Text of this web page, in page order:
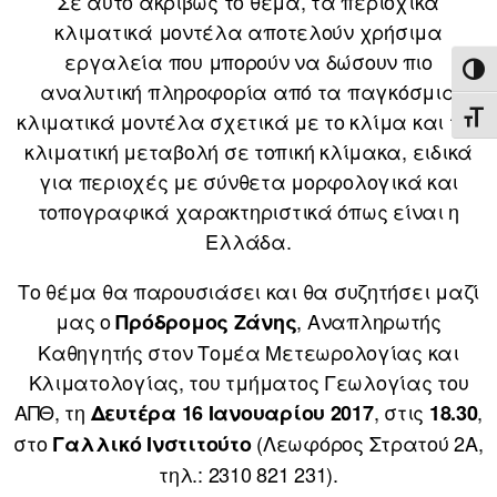
κλιματικά μοντέλα αποτελούν χρήσιμα
εργαλεία που μπορούν να δώσουν πιο
αναλυτική πληροφορία από τα παγκόσμια
κλιματικά μοντέλα σχετικά με το κλίμα και την
κλιματική μεταβολή σε τοπική κλίμακα, ειδικά
για περιοχές με σύνθετα μορφολογικά και
τοπογραφικά χαρακτηριστικά όπως είναι η
Ελλάδα.
Το θέμα θα παρουσιάσει και θα συζητήσει μαζί
μας οΠρόδρομος Ζάνης, Αναπληρωτής
Καθηγητής στον Τομέα Μετεωρολογίας και
Κλιματολογίας, του τμήματος Γεωλογίας του
ΑΠΘ, τη Δευτέρα 16 Ιανουαρίου 2017, στις 18.30,
στοΓαλλικό Ινστιτούτο(Λεωφόρος Στρατού 2Α,
τηλ.: 2310 821 231).